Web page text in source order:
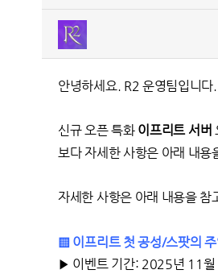
안녕하세요. R2 운영팀입니다.
신규 오픈 특화 이프리트 서버
보다 자세한 사항은 아래 내용
자세한 사항은 아래 내용을 참
▒ 이프리트 첫 공성/스팟의
▶ 이벤트 기간: 2025년 11월